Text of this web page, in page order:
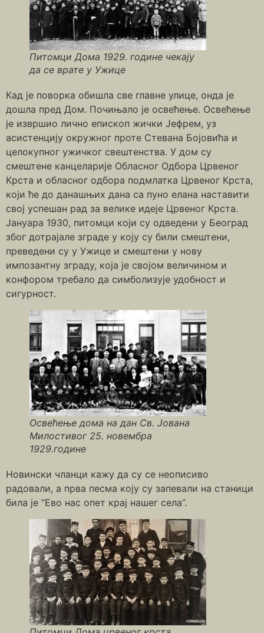
Питомци Дома 1929. године чекају
да се врате у Ужице
Кад је поворка обишла све главне улице, онда је
дошла пред Дом. Почињало је освећење. Освећење
је извршио лично епископ жички Јефрем, уз
асистенцију окружног проте Стевана Бојовића и
целокупног ужичког свештенства. У дом су
смештене канцеларије Обласног Одбора Црвеног
Крста и обласног одбора подмлатка Црвеног Крста,
који ће до данашњих дана са пуно елана наставити
свој успешан рад за велике идеје Црвеног Крста.
Јануара 1930, питомци који су одведени у Београд
због дотрајале зграде у коју су били смештени,
преведени су у Ужице и смештени у нову
импозантну зграду, која је својом величином и
конфором требало да симболизује удобност и
сигурност.
Освећење дома на дан Св. Јована
Милостивог 25. новембра
1929.године
Новински чланци кажу да су се неописиво
радовали, а прва песма коју су запевали на станици
била је “Ево нас опет крај нашег села”.